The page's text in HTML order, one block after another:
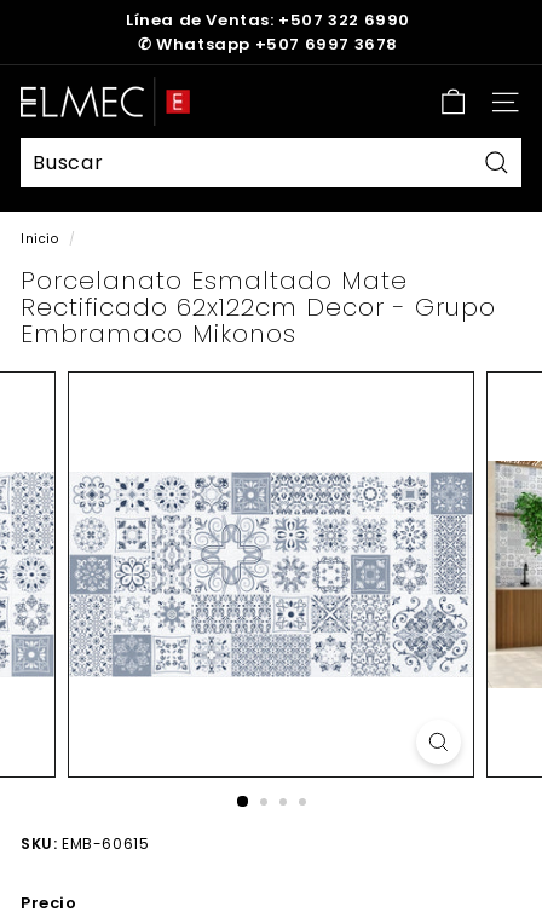
diapositivas
pausa
Línea de Ventas: +507 322 6990
✆ Whatsapp +507 6997 3678
E
L
M
E
C
Inicio /
Porcelanato Esmaltado Mate
Rectificado 62x122cm Decor - Grupo
Embramaco Mikonos
SKU: EMB-60615
Precio